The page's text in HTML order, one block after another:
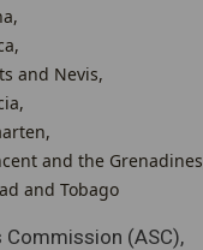
and Nevis
and the Grenadines
and Tobago
(ASC),